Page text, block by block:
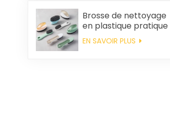
Brosse de nettoyage
en plastique pratique
en gros
EN SAVOIR PLUS